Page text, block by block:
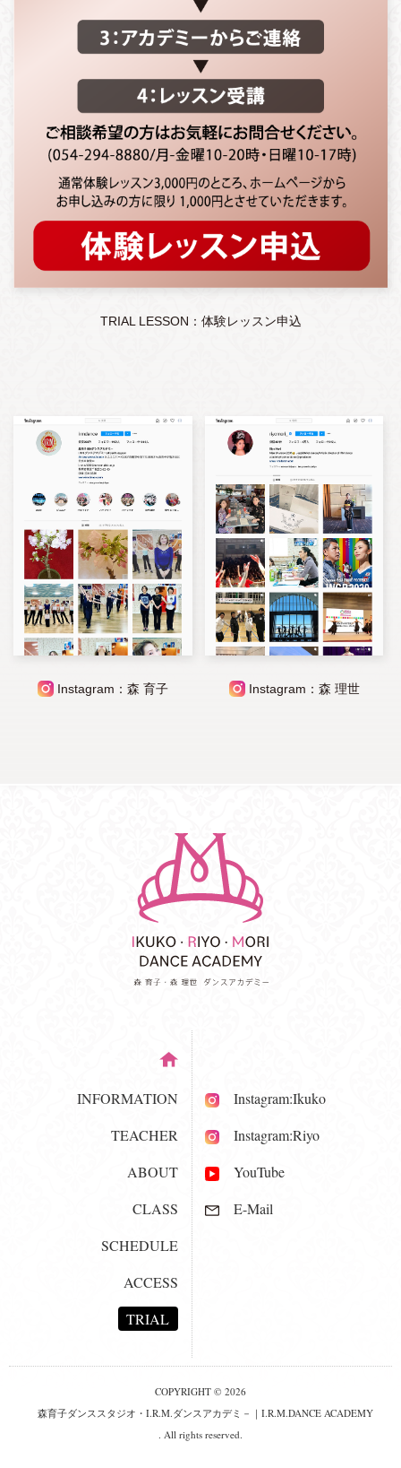
TRIAL LESSON：体験レッスン申込
Instagram：森 育子 Instagram：森 理世
INFORMATION
TEACHER
ABOUT
CLASS
SCHEDULE
ACCESS
TRIAL
Instagram:Ikuko
Instagram:Riyo
YouTube
E-Mail
COPYRIGHT © 2026
森育子ダンススタジオ・I.R.M.ダンスアカデミ－｜I.R.M.DANCE ACADEMY
. All rights reserved.